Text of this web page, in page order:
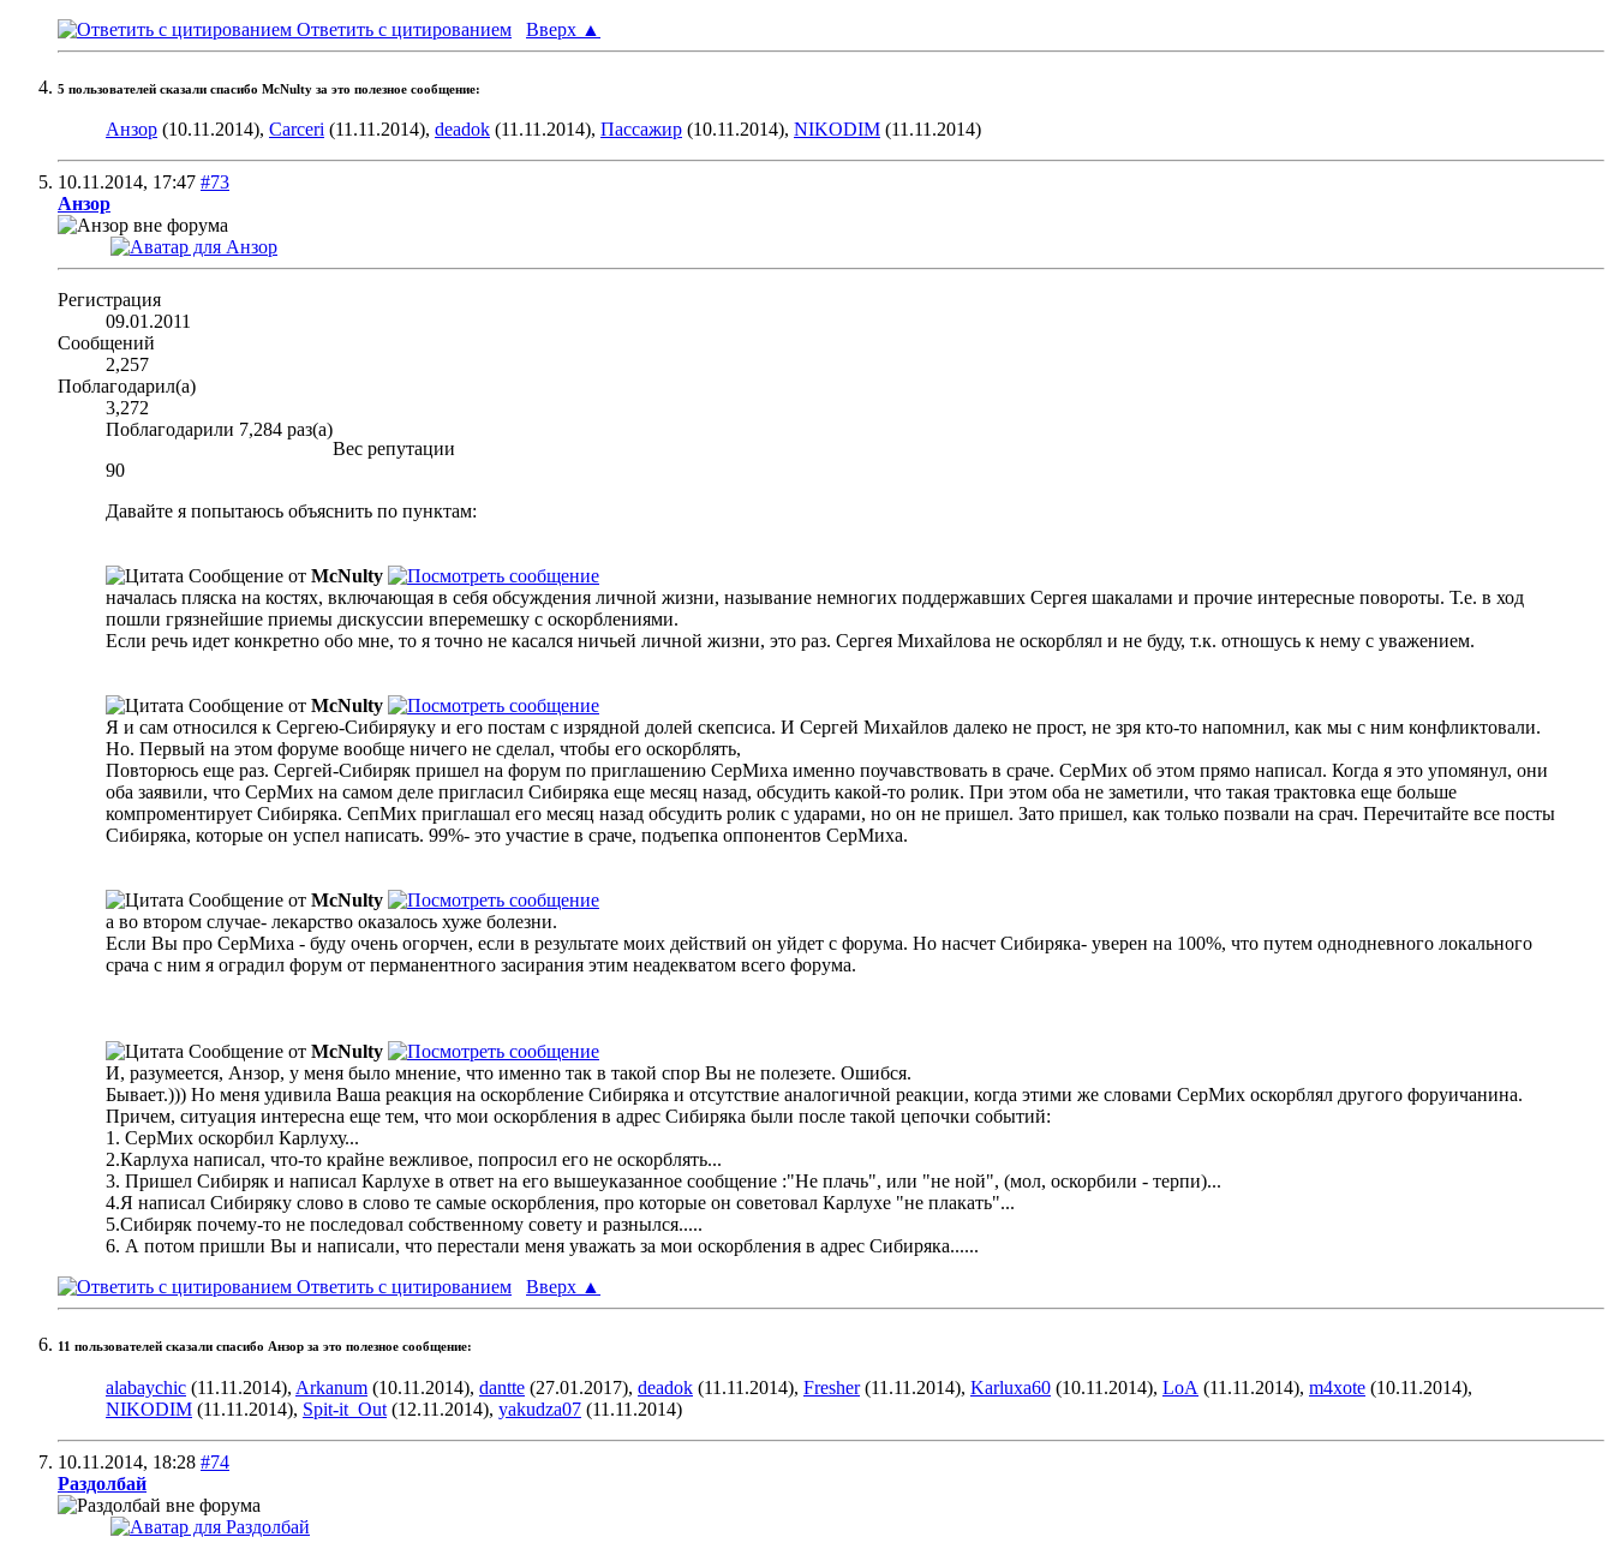
Ответить с цитированием
Вверх ▲
5 пользователей сказали cпасибо McNulty за это полезное сообщение:
Анзор (10.11.2014), Carceri (11.11.2014), deadok (11.11.2014), Пассажир (10.11.2014), NIKODIM (11.11.2014)
10.11.2014, 17:47 #73
Анзор
Регистрация
09.01.2011
Сообщений
2,257
Поблагодарил(а)
3,272
Поблагодарили 7,284 раз(а)
Вес репутации
90
Давайте я попытаюсь объяснить по пунктам:
Сообщение от McNulty
началась пляска на костях, включающая в себя обсуждения личной жизни, называние немногих поддержавших Сергея шакалами и прочие интересные повороты. Т.е. в ход
пошли грязнейшие приемы дискуссии вперемешку с оскорблениями.
Если речь идет конкретно обо мне, то я точно не касался ничьей личной жизни, это раз. Сергея Михайлова не оскорблял и не буду, т.к. отношусь к нему с уважением.
Сообщение от McNulty
Я и сам относился к Сергею-Сибиряуку и его постам с изрядной долей скепсиса. И Сергей Михайлов далеко не прост, не зря кто-то напомнил, как мы с ним конфликтовали.
Но. Первый на этом форуме вообще ничего не сделал, чтобы его оскорблять,
Повторюсь еще раз. Сергей-Сибиряк пришел на форум по приглашению СерМиха именно поучавствовать в сраче. СерМих об этом прямо написал. Когда я это упомянул, они
оба заявили, что СерМих на самом деле пригласил Сибиряка еще месяц назад, обсудить какой-то ролик. При этом оба не заметили, что такая трактовка еще больше
компроментирует Сибиряка. СепМих приглашал его месяц назад обсудить ролик с ударами, но он не пришел. Зато пришел, как только позвали на срач. Перечитайте все посты
Сибиряка, которые он успел написать. 99%- это участие в сраче, подъепка оппонентов СерМиха.
Сообщение от McNulty
а во втором случае- лекарство оказалось хуже болезни.
Если Вы про СерМиха - буду очень огорчен, если в результате моих действий он уйдет с форума. Но насчет Сибиряка- уверен на 100%, что путем однодневного локального
срача с ним я оградил форум от перманентного засирания этим неадекватом всего форума.
Сообщение от McNulty
И, разумеется, Анзор, у меня было мнение, что именно так в такой спор Вы не полезете. Ошибся.
Бывает.))) Но меня удивила Ваша реакция на оскорбление Сибиряка и отсутствие аналогичной реакции, когда этими же словами СерМих оскорблял другого форуичанина.
Причем, ситуация интересна еще тем, что мои оскорбления в адрес Сибиряка были после такой цепочки событий:
1. СерМих оскорбил Карлуху...
2.Карлуха написал, что-то крайне вежливое, попросил его не оскорблять...
3. Пришел Сибиряк и написал Карлухе в ответ на его вышеуказанное сообщение :"Не плачь", или "не ной", (мол, оскорбили - терпи)...
4.Я написал Сибиряку слово в слово те самые оскорбления, про которые он советовал Карлухе "не плакать"...
5.Сибиряк почему-то не последовал собственному совету и разнылся.....
6. А потом пришли Вы и написали, что перестали меня уважать за мои оскорбления в адрес Сибиряка......
Ответить с цитированием
Вверх ▲
11 пользователей сказали cпасибо Анзор за это полезное сообщение:
alabaychic (11.11.2014), Arkanum (10.11.2014), dantte (27.01.2017), deadok (11.11.2014), Fresher(11.11.2014), Karluxa60 (10.11.2014), LoA (11.11.2014), m4xote (10.11.2014),
NIKODIM (11.11.2014), Spit-it_Out (12.11.2014), yakudza07 (11.11.2014)
10.11.2014, 18:28 #74
Раздолбай